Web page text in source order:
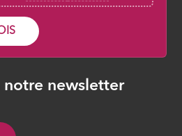
notre newsletter